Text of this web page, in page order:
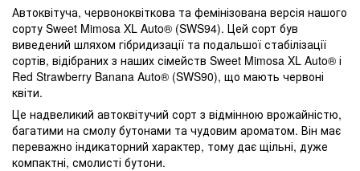
Автоквітуча, червоноквіткова та фемінізована версія нашого
сорту Sweet Mimosa XL Auto® (SWS94). Цей сорт був
виведений шляхом гібридизації та подальшої стабілізації
сортів, відібраних з наших сімейств Sweet Mimosa XL Auto® і
Red Strawberry Banana Auto® (SWS90), що мають червоні
квіти.
Це надвеликий автоквітучий сорт з відмінною врожайністю,
багатими на смолу бутонами та чудовим ароматом. Він має
переважно індикаторний характер, тому дає щільні, дуже
компактні, смолисті бутони.